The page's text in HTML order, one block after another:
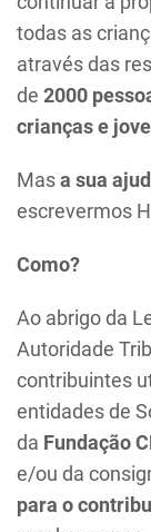
todas as
através das
de 2000
crianças e
Masa sua
escrevermos
Como?
Ao abrigo da
Autoridade
contribuintes
entidades de
da Fundação
e/ou da
para o